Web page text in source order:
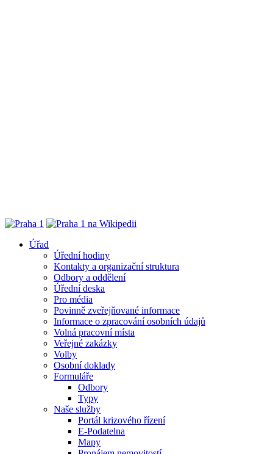
Úřad
Úřední hodiny
Kontakty a organizační struktura
Odbory a oddělení
Úřední deska
Pro média
Povinně zveřejňované informace
Informace o zpracování osobních údajů
Volná pracovní místa
Veřejné zakázky
Volby
Osobní doklady
Formuláře
Odbory
Typy
Naše služby
Portál krizového řízení
E-Podatelna
Mapy